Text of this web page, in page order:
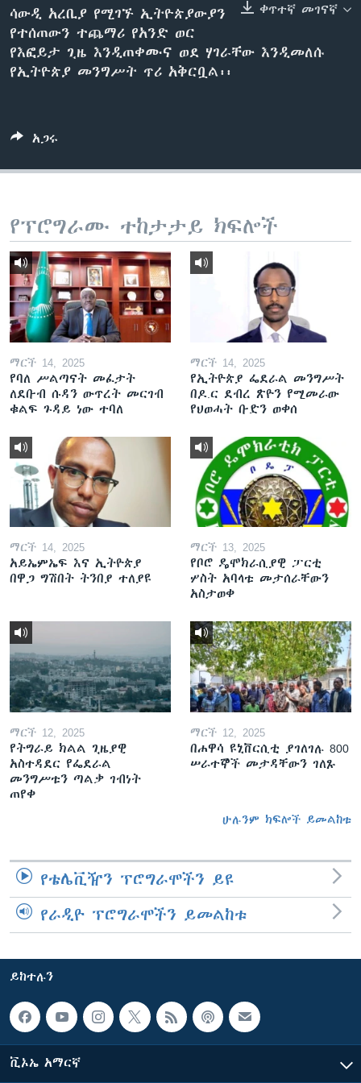
ቋንቋዎች
ቀጥተኛ መገናኛ
ሳውዲ አረቢያ የሚገኙ ኢትዮጵያውያን
የተሰጠውን ተጨማሪ የአንድ ወር
የእፎይታ ጊዜ እንዲጠቀሙና ወደ ሃገራቸው እንዲመለሱ
የኢትዮጵያ መንግሥት ጥሪ አቅርቧል፡፡
አጋሩ
የፕሮግራሙ ተከታታይ ክፍሎች
ማርች 14, 2025
የባለ ሥልጣናት መፈታት
ለደቡብ ሱዳን ውጥረት መርገብ
ቁልፍ ጉዳይ ነው ተባለ
ማርች 14, 2025
የኢትዮጵያ ፌደራል መንግሥት
በዶ.ር ደብረ ጽዮን የሚመራው
የህወሓት ቡድን ወቀሰ
ማርች 14, 2025
አይኤምኤፍ እና ኢትዮጵያ
በዋጋ ግሽበት ትንበያ ተለያዩ
ማርች 13, 2025
የቦሮ ዴሞክራሲያዊ ፓርቲ
ሦስት አባላቱ መታሰራቸውን
አስታወቀ
ማርች 12, 2025
የትግራይ ክልል ጊዜያዊ
አስተዳደር የፌደራል
መንግሥቱን ጣልቃ ገብነት
ጠየቀ
ማርች 12, 2025
በሐዋሳ ዩኒቨርሲቲ ያገለገሉ 800
ሠራተኞች መታዳቸውን ገለጹ
ሁሉንም ክፍሎች ይመልከቱ
የቴሌቪዥን ፕሮግራሞችን ይዩ
የራዲዮ ፕሮግራሞችን ይመልከቱ
ይከተሉን
ቪኦኤ አማርኛ